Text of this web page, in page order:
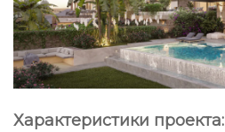
Характеристики проекта: